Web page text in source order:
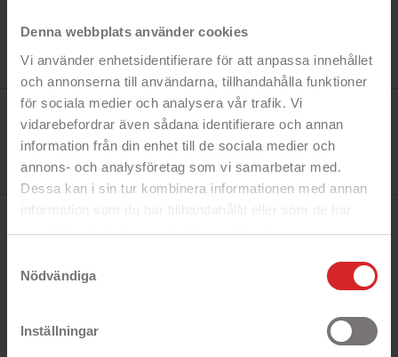
Denna webbplats använder cookies
Vi använder enhetsidentifierare för att anpassa innehållet
och annonserna till användarna, tillhandahålla funktioner
för sociala medier och analysera vår trafik. Vi
vidarebefordrar även sådana identifierare och annan
information från din enhet till de sociala medier och
annons- och analysföretag som vi samarbetar med.
Dessa kan i sin tur kombinera informationen med annan
information som du har tillhandahållit eller som de har
samlat in när du har använt deras tjänster.
Nödvändiga
Inställningar
Tillverkare:
Golla
G864
11 objekt
BESKRIVNING
- Glatt blomstermotiv